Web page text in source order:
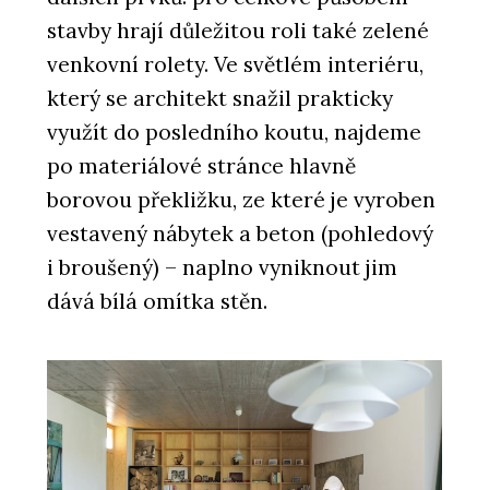
stavby hrají důležitou roli také zelené
venkovní rolety. Ve světlém interiéru,
který se architekt snažil prakticky
využít do posledního koutu, najdeme
po materiálové stránce hlavně
borovou překližku, ze které je vyroben
vestavený nábytek a beton (pohledový
i broušený) – naplno vyniknout jim
dává bílá omítka stěn.